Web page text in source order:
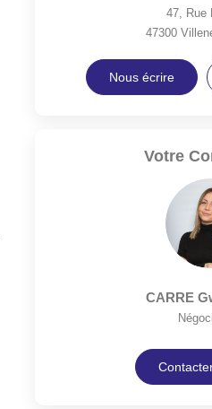
47, Rue
47300
Nous écrire
Votre
CARRE